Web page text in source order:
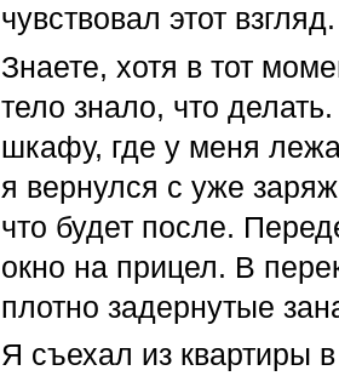
чувствовал этот взгляд.
Знаете, хотя в тот
тело знало, что
шкафу, где у меня
я вернулся с уже
что будет после.
окно на прицел. В
плотно задернутые
Я съехал из квартиры